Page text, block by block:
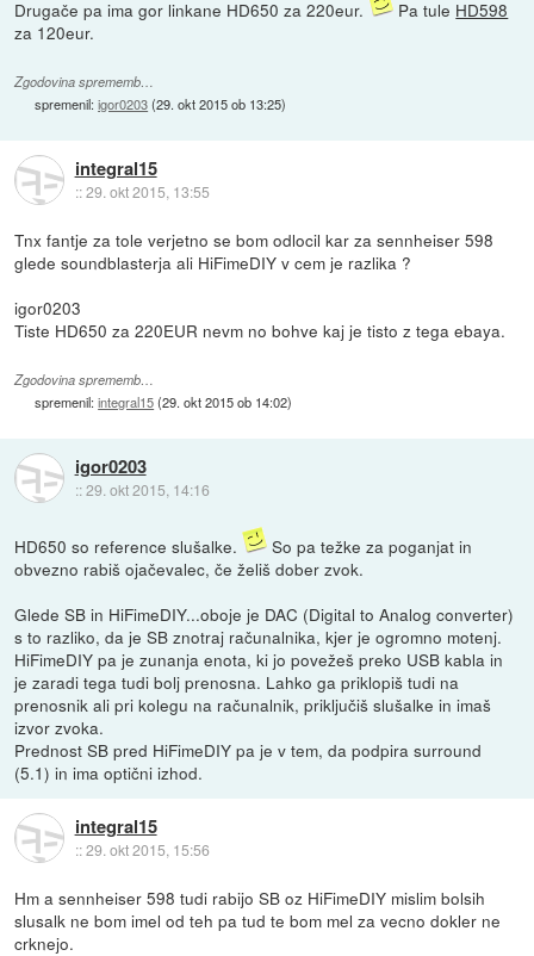
Drugače pa ima gor linkane HD650 za 220eur. Pa tule HD598
za 120eur.
Zgodovina sprememb…
spremenil:igor0203(29. okt 2015 ob 13:25)
integral15
::29. okt 2015, 13:55
Tnx fantje za tole verjetno se bom odlocil kar za sennheiser 598
glede soundblasterja ali HiFimeDIY v cem je razlika ?
igor0203
Tiste HD650 za 220EUR nevm no bohve kaj je tisto z tega ebaya.
Zgodovina sprememb…
spremenil:integral15(29. okt 2015 ob 14:02)
igor0203
::29. okt 2015, 14:16
HD650 so reference slušalke.
So pa težke za poganjat in
obvezno rabiš ojačevalec, če želiš dober zvok.
Glede SB in HiFimeDIY...oboje je DAC (Digital to Analog converter)
s to razliko, da je SB znotraj računalnika, kjer je ogromno motenj.
HiFimeDIY pa je zunanja enota, ki jo povežeš preko USB kabla in
je zaradi tega tudi bolj prenosna. Lahko ga priklopiš tudi na
prenosnik ali pri kolegu na računalnik, priključiš slušalke in imaš
izvor zvoka.
Prednost SB pred HiFimeDIY pa je v tem, da podpira surround
(5.1) in ima optični izhod.
integral15
::29. okt 2015, 15:56
Hm a sennheiser 598 tudi rabijo SB oz HiFimeDIY mislim bolsih
slusalk ne bom imel od teh pa tud te bom mel za vecno dokler ne
crknejo.